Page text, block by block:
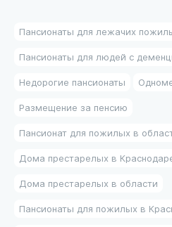
Пансионаты для лежачих
Пансионаты для людей с
Недорогие пансионаты
Размещение за пенсию
Пансионат для пожилых в
Дома престарелых в
Дома престарелых в области
Пансионаты для пожилых в